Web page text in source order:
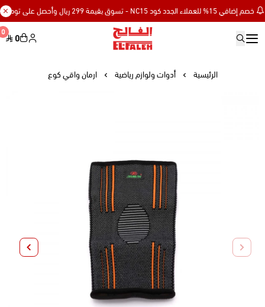
خصم إضافي 15% للعملاء الجدد كود NC15 - تسوق بقيمة 299 ريال وأحصل على توصيل مجاني
0 0
الرئيسية أدوات ولوازم رياضية ارمان واقي كوع